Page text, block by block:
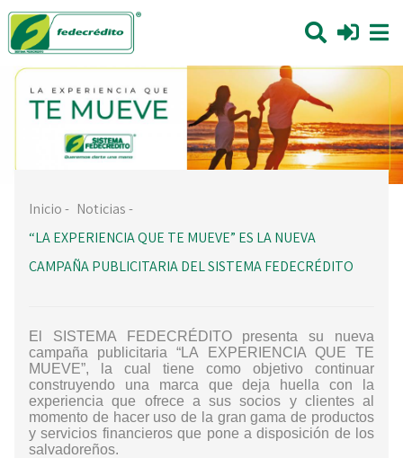
Inicio- Noticias-
“LA EXPERIENCIA QUE TE MUEVE” ES LA NUEVA
CAMPAÑA PUBLICITARIA DEL SISTEMA FEDECRÉDITO
El SISTEMA FEDECRÉDITO presenta su nueva
campaña publicitaria “LA EXPERIENCIA QUE TE
MUEVE”,
la cual tiene como objetivo continuar
construyendo una marca que deja huella con la
experiencia que ofrece a sus socios y clientes al
momento de hacer uso de la gran gama de productos
y servicios financieros que pone a disposición de los
salvadoreños.